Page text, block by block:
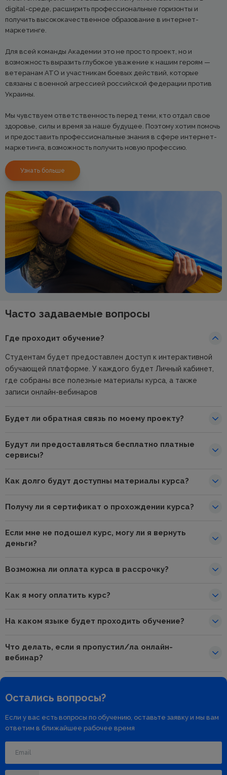
digital-среде, расширить профессиональные горизонты и
получить высококачественное образование в интернет-
маркетинге.
Для всей команды Академии это не просто проект, но и
возможность выразить глубокое уважение к нашим героям —
ветеранам АТО и участникам боевых действий, которые
связаны с военной агрессией российской федерации против
Украины.
Мы чувствуем ответственность перед теми, кто отдал свое
здоровье, силы и время за наше будущее. Поэтому хотим помочь
и предоставить профессиональные знания в сфере интернет-
маркетинга, возможность получить новую профессию.
Узнать больше
Часто задаваемые вопросы
Где проходит обучение?
Студентам будет предоставлен доступ к интерактивной
обучающей платформе. У каждого будет Личный кабинет,
где собраны все полезные материалы курса, а также
записи онлайн-вебинаров
Будет ли обратная связь по моему проекту?
Будут ли предоставляться бесплатно платные
сервисы?
Как долго будут доступны материалы курса?
Получу ли я сертификат о прохождении курса?
Если мне не подошел курс, могу ли я вернуть
деньги?
Возможна ли оплата курса в рассрочку?
Как я могу оплатить курс?
На каком языке будет проходить обучение?
Что делать, если я пропустил/ла онлайн-
вебинар?
Остались вопросы?
Если у вас есть вопросы по обучению, оставьте заявку и мы вам
ответим в ближайшее рабочее время